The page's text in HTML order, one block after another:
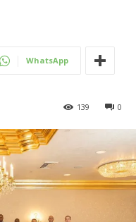
WhatsApp
0
139